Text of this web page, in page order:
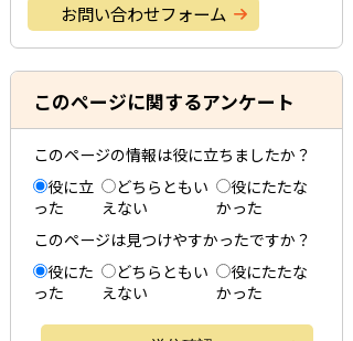
お問い合わせフォーム
このページに関するアンケート
このページの情報は役に立ちましたか？
役に立
った
どちらともい
えない
役にたたな
かった
このページは見つけやすかったですか？
役にた
った
どちらともい
えない
役にたたな
かった